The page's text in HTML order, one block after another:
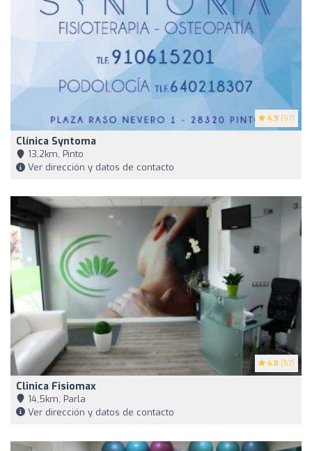
4.9 (97)
Clínica Syntoma
13,2km, Pinto
Ver dirección y datos de contacto
4.8 (57)
Clinica Fisiomax
14,5km, Parla
Ver dirección y datos de contacto